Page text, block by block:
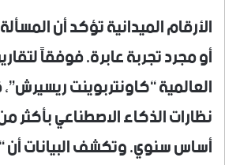
الأرقام الميدانية تؤكد أن
أو مجرد تجربة عابرة. فوفقاً
العالمية “كاونتربوينت
أساس سنوي. وتكشف البيانات أن